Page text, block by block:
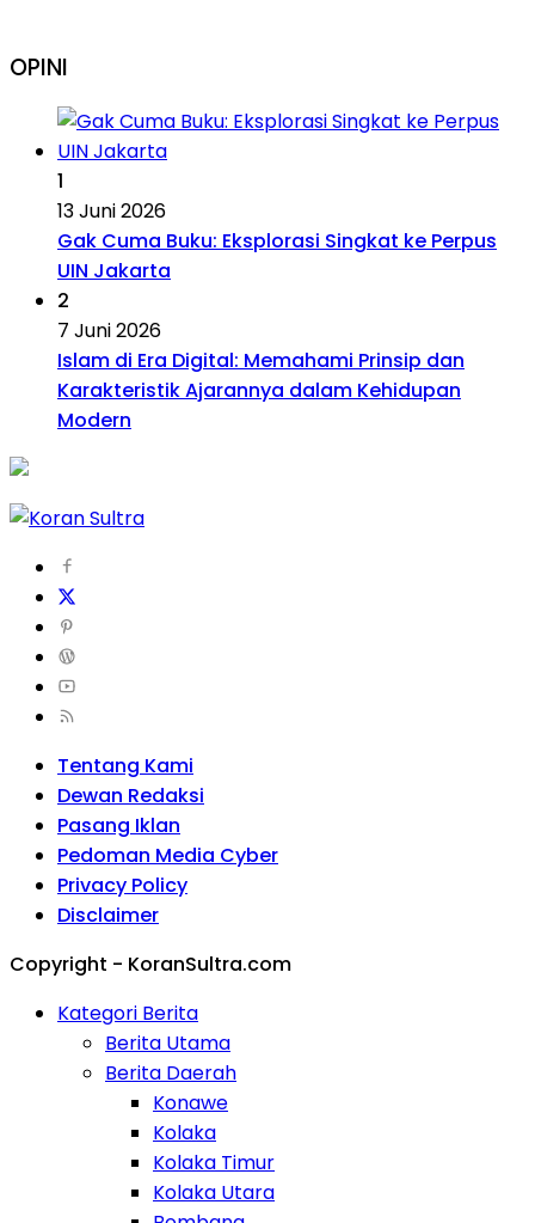
OPINI
1
13 Juni 2026
Gak Cuma Buku: Eksplorasi Singkat ke Perpus
UIN Jakarta
2
7 Juni 2026
Islam di Era Digital: Memahami Prinsip dan
Karakteristik Ajarannya dalam Kehidupan
Modern
Tentang Kami
Dewan Redaksi
Pasang Iklan
Pedoman Media Cyber
Privacy Policy
Disclaimer
Copyright - KoranSultra.com
Kategori Berita
Berita Utama
Berita Daerah
Konawe
Kolaka
Kolaka Timur
Kolaka Utara